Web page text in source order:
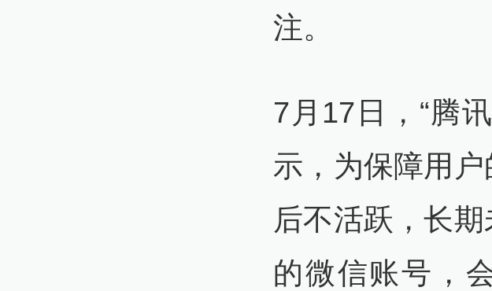
注。
7月17日，“腾
示，为保障用
后不活跃，长
的微信账号，